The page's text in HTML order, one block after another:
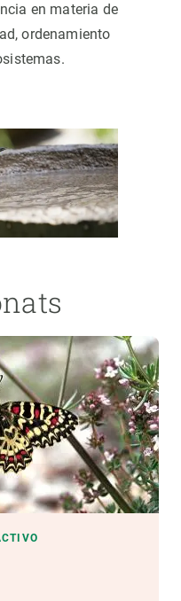
en materia de
ordenamiento